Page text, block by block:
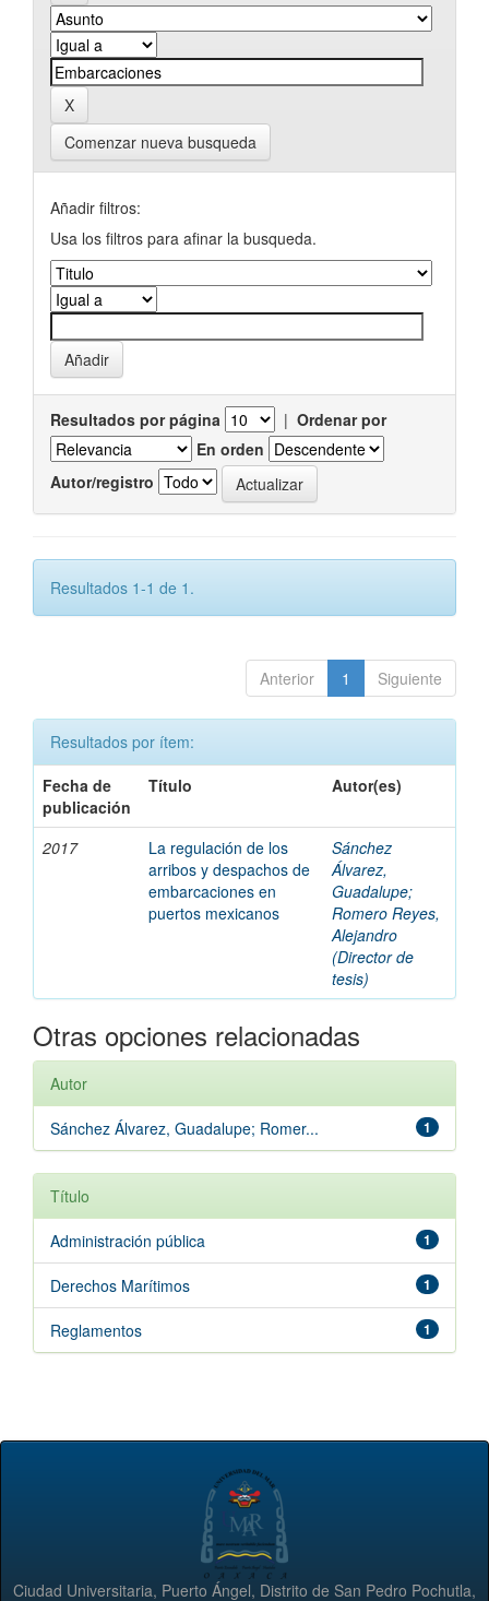
Comenzar nueva busqueda
Añadir filtros:
Usa los filtros para afinar la busqueda.
Resultados por página | Ordenar por
En orden
Autor/registro
Resultados 1-1 de 1.
Anterior 1 Siguiente
Resultados por ítem:
Fecha de
publicación
Título Autor(es)
2017
La regulación de los
arribos y despachos de
embarcaciones en
puertos mexicanos
Sánchez
Álvarez,
Guadalupe;
Romero Reyes,
Alejandro
(Director de
tesis)
Otras opciones relacionadas
Autor
1
Sánchez Álvarez, Guadalupe; Romer...
Título
1
Administración pública
1
Derechos Marítimos
1
Reglamentos
Ciudad Universitaria, Puerto Ángel, Distrito de San Pedro Pochutla,